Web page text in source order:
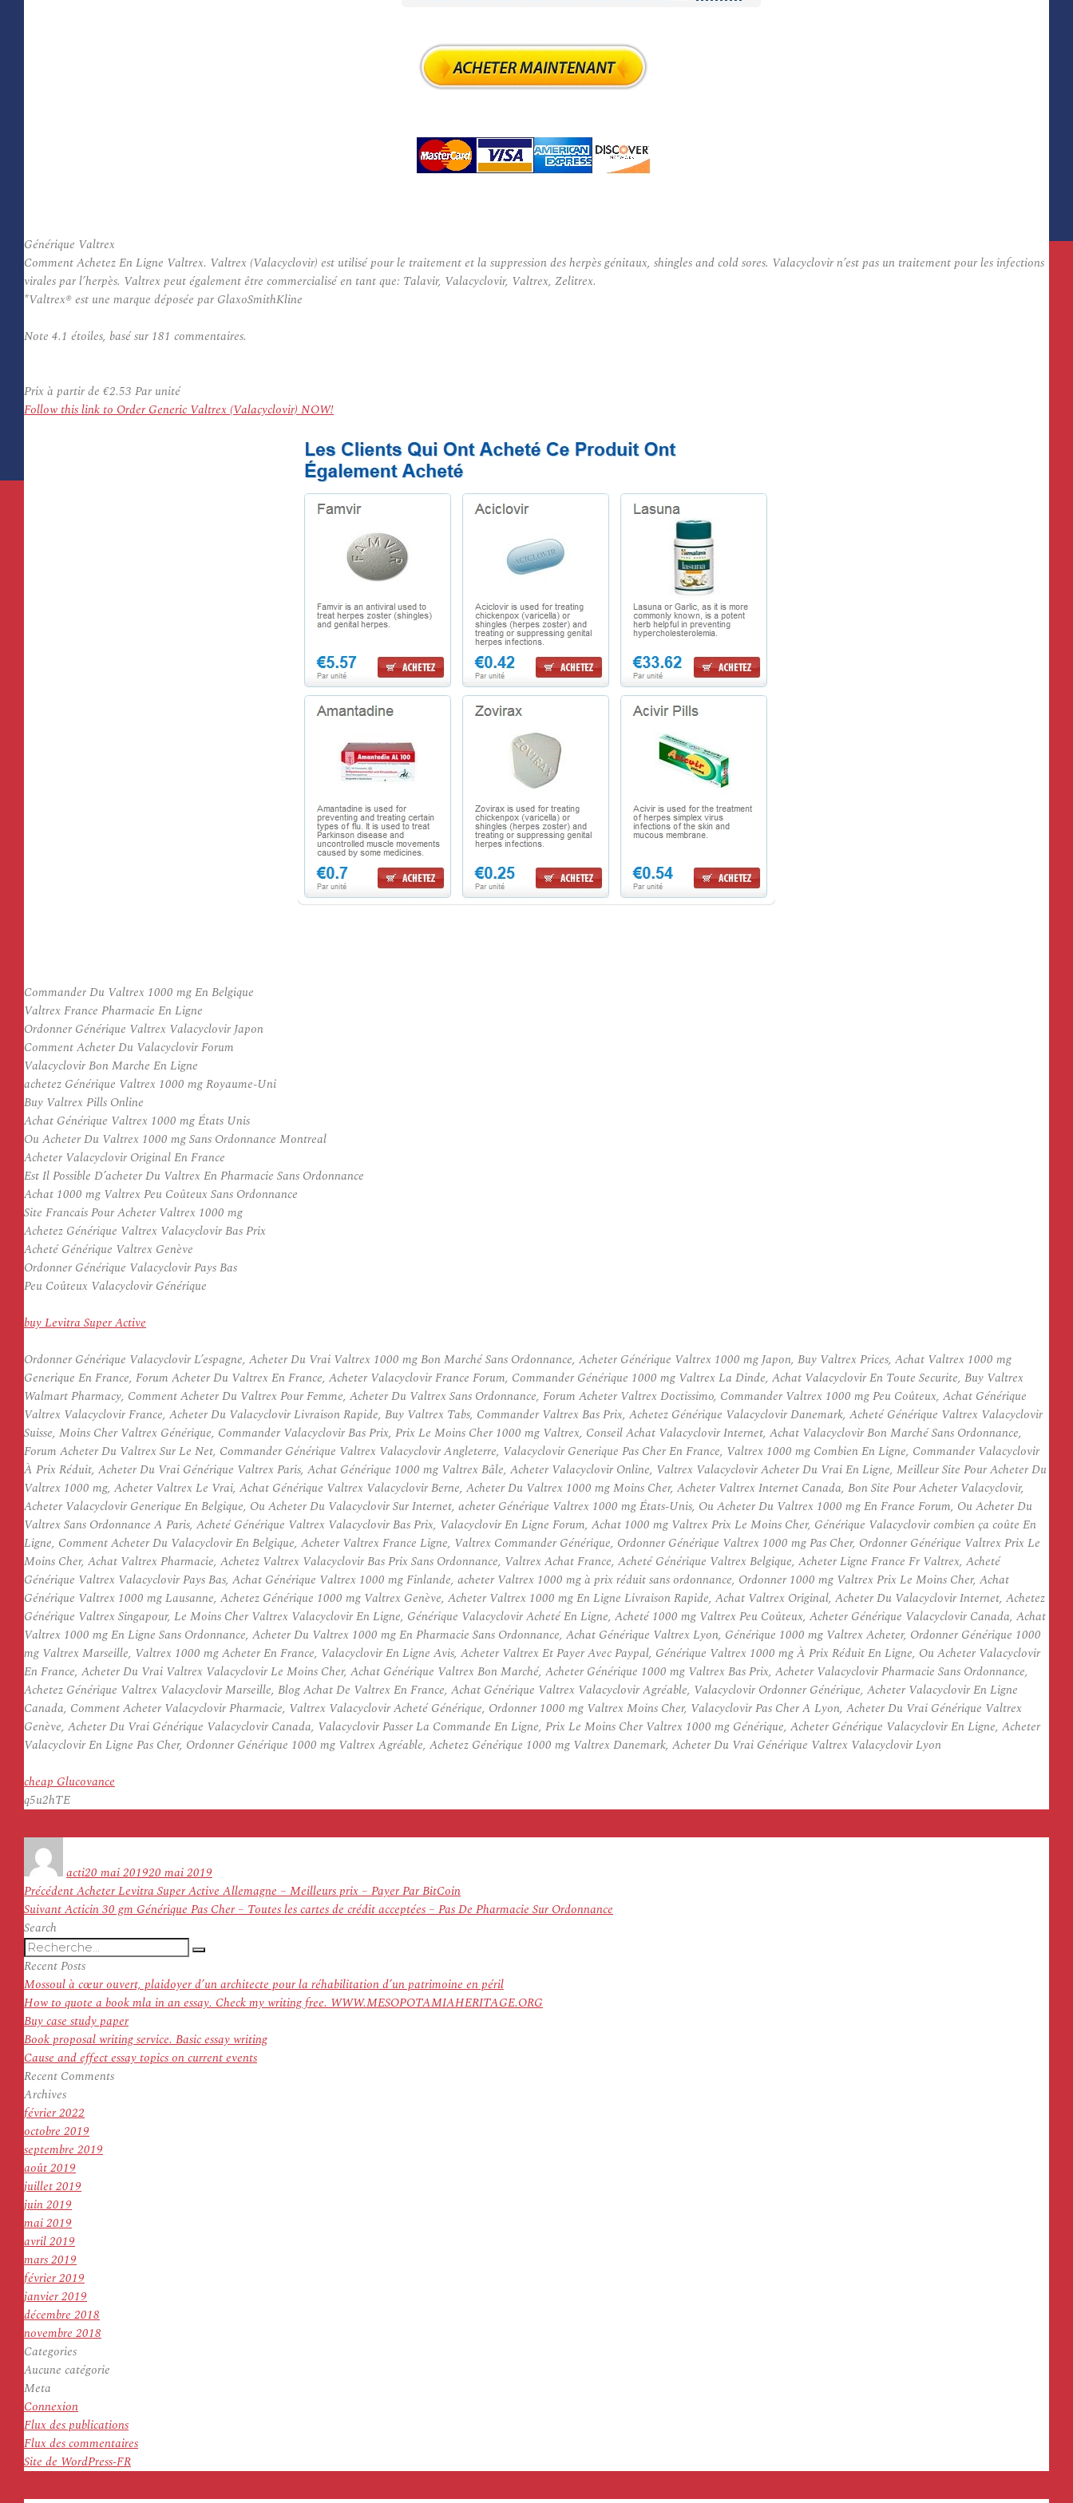
Générique Valtrex
Comment Achetez En Ligne Valtrex. Valtrex (Valacyclovir) est utilisé pour le traitement et la suppression des herpès génitaux, shingles and cold sores. Valacyclovir n’est pas un traitement pour les infections
virales par l’herpès. Valtrex peut également être commercialisé en tant que: Talavir, Valacyclovir, Valtrex, Zelitrex.
*Valtrex® est une marque déposée par GlaxoSmithKline
Note 4.1 étoiles, basé sur 181 commentaires.
Prix à partir de €2.53 Par unité
Follow this link to Order Generic Valtrex (Valacyclovir) NOW!
Commander Du Valtrex 1000 mg En Belgique
Valtrex France Pharmacie En Ligne
Ordonner Générique Valtrex Valacyclovir Japon
Comment Acheter Du Valacyclovir Forum
Valacyclovir Bon Marche En Ligne
achetez Générique Valtrex 1000 mg Royaume-Uni
Buy Valtrex Pills Online
Achat Générique Valtrex 1000 mg États Unis
Ou Acheter Du Valtrex 1000 mg Sans Ordonnance Montreal
Acheter Valacyclovir Original En France
Est Il Possible D’acheter Du Valtrex En Pharmacie Sans Ordonnance
Achat 1000 mg Valtrex Peu Coûteux Sans Ordonnance
Site Francais Pour Acheter Valtrex 1000 mg
Achetez Générique Valtrex Valacyclovir Bas Prix
Acheté Générique Valtrex Genève
Ordonner Générique Valacyclovir Pays Bas
Peu Coûteux Valacyclovir Générique
buy Levitra Super Active
Ordonner Générique Valacyclovir L’espagne, Acheter Du Vrai Valtrex 1000 mg Bon Marché Sans Ordonnance, Acheter Générique Valtrex 1000 mg Japon, Buy Valtrex Prices, Achat Valtrex 1000 mg
Generique En France, Forum Acheter Du Valtrex En France, Acheter Valacyclovir France Forum, Commander Générique 1000 mg Valtrex La Dinde, Achat Valacyclovir En Toute Securite, Buy Valtrex
Walmart Pharmacy, Comment Acheter Du Valtrex Pour Femme, Acheter Du Valtrex Sans Ordonnance, Forum Acheter Valtrex Doctissimo, Commander Valtrex 1000 mg Peu Coûteux, Achat Générique
Valtrex Valacyclovir France, Acheter Du Valacyclovir Livraison Rapide, Buy Valtrex Tabs, Commander Valtrex Bas Prix, Achetez Générique Valacyclovir Danemark, Acheté Générique Valtrex Valacyclovir
Suisse, Moins Cher Valtrex Générique, Commander Valacyclovir Bas Prix, Prix Le Moins Cher 1000 mg Valtrex, Conseil Achat Valacyclovir Internet, Achat Valacyclovir Bon Marché Sans Ordonnance,
Forum Acheter Du Valtrex Sur Le Net, Commander Générique Valtrex Valacyclovir Angleterre, Valacyclovir Generique Pas Cher En France, Valtrex 1000 mg Combien En Ligne, Commander Valacyclovir
À Prix Réduit, Acheter Du Vrai Générique Valtrex Paris, Achat Générique 1000 mg Valtrex Bâle, Acheter Valacyclovir Online, Valtrex Valacyclovir Acheter Du Vrai En Ligne, Meilleur Site Pour Acheter Du
Valtrex 1000 mg, Acheter Valtrex Le Vrai, Achat Générique Valtrex Valacyclovir Berne, Acheter Du Valtrex 1000 mg Moins Cher, Acheter Valtrex Internet Canada, Bon Site Pour Acheter Valacyclovir,
Acheter Valacyclovir Generique En Belgique, Ou Acheter Du Valacyclovir Sur Internet, acheter Générique Valtrex 1000 mg États-Unis, Ou Acheter Du Valtrex 1000 mg En France Forum, Ou Acheter Du
Valtrex Sans Ordonnance A Paris, Acheté Générique Valtrex Valacyclovir Bas Prix, Valacyclovir En Ligne Forum, Achat 1000 mg Valtrex Prix Le Moins Cher, Générique Valacyclovir combien ça coûte En
Ligne, Comment Acheter Du Valacyclovir En Belgique, Acheter Valtrex France Ligne, Valtrex Commander Générique, Ordonner Générique Valtrex 1000 mg Pas Cher, Ordonner Générique Valtrex Prix Le
Moins Cher, Achat Valtrex Pharmacie, Achetez Valtrex Valacyclovir Bas Prix Sans Ordonnance, Valtrex Achat France, Acheté Générique Valtrex Belgique, Acheter Ligne France Fr Valtrex, Acheté
Générique Valtrex Valacyclovir Pays Bas, Achat Générique Valtrex 1000 mg Finlande, acheter Valtrex 1000 mg à prix réduit sans ordonnance, Ordonner 1000 mg Valtrex Prix Le Moins Cher, Achat
Générique Valtrex 1000 mg Lausanne, Achetez Générique 1000 mg Valtrex Genève, Acheter Valtrex 1000 mg En Ligne Livraison Rapide, Achat Valtrex Original, Acheter Du Valacyclovir Internet, Achetez
Générique Valtrex Singapour, Le Moins Cher Valtrex Valacyclovir En Ligne, Générique Valacyclovir Acheté En Ligne, Acheté 1000 mg Valtrex Peu Coûteux, Acheter Générique Valacyclovir Canada, Achat
Valtrex 1000 mg En Ligne Sans Ordonnance, Acheter Du Valtrex 1000 mg En Pharmacie Sans Ordonnance, Achat Générique Valtrex Lyon, Générique 1000 mg Valtrex Acheter, Ordonner Générique 1000
mg Valtrex Marseille, Valtrex 1000 mg Acheter En France, Valacyclovir En Ligne Avis, Acheter Valtrex Et Payer Avec Paypal, Générique Valtrex 1000 mg À Prix Réduit En Ligne, Ou Acheter Valacyclovir
En France, Acheter Du Vrai Valtrex Valacyclovir Le Moins Cher, Achat Générique Valtrex Bon Marché, Acheter Générique 1000 mg Valtrex Bas Prix, Acheter Valacyclovir Pharmacie Sans Ordonnance,
Achetez Générique Valtrex Valacyclovir Marseille, Blog Achat De Valtrex En France, Achat Générique Valtrex Valacyclovir Agréable, Valacyclovir Ordonner Générique, Acheter Valacyclovir En Ligne
Canada, Comment Acheter Valacyclovir Pharmacie, Valtrex Valacyclovir Acheté Générique, Ordonner 1000 mg Valtrex Moins Cher, Valacyclovir Pas Cher A Lyon, Acheter Du Vrai Générique Valtrex
Genève, Acheter Du Vrai Générique Valacyclovir Canada, Valacyclovir Passer La Commande En Ligne, Prix Le Moins Cher Valtrex 1000 mg Générique, Acheter Générique Valacyclovir En Ligne, Acheter
Valacyclovir En Ligne Pas Cher, Ordonner Générique 1000 mg Valtrex Agréable, Achetez Générique 1000 mg Valtrex Danemark, Acheter Du Vrai Générique Valtrex Valacyclovir Lyon
cheap Glucovance
q5u2hTE
actile
20 mai 201920 mai 2019
Navigation
de
l’article
PrécédentArticle
précédent :
Acheter Levitra Super Active Allemagne – Meilleurs prix – Payer Par BitCoin
SuivantArticle
Acticin 30 gm Générique Pas Cher – Toutes les cartes de crédit acceptées – Pas De Pharmacie Sur Ordonnance
Search
Recherche
pour
:
Recherche
Recent Posts
Mossoul à cœur ouvert, plaidoyer d’un architecte pour la réhabilitation d’un patrimoine en péril
How to quote a book mla in an essay. Check my writing free. WWW.MESOPOTAMIAHERITAGE.ORG
Buy case study paper
Book proposal writing service. Basic essay writing
Cause and effect essay topics on current events
Recent Comments
Archives
février 2022
octobre 2019
septembre 2019
août 2019
juillet 2019
juin 2019
mai 2019
avril 2019
mars 2019
février 2019
janvier 2019
décembre 2018
novembre 2018
Categories
Aucune catégorie
Meta
Connexion
Flux des publications
Flux des commentaires
Site de WordPress-FR